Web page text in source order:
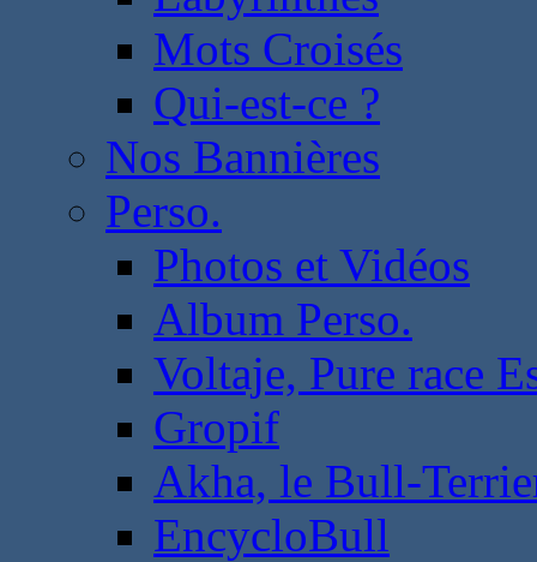
Mots Croisés
Qui-est-ce ?
Nos Bannières
Perso.
Photos et Vidéos
Album Perso.
Voltaje, Pure race
Gropif
Akha, le Bull-
EncycloBull